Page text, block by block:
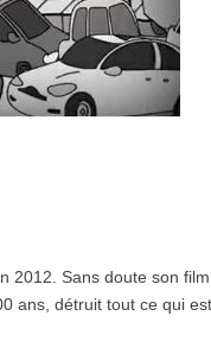
2012. Sans doute son
ans, détruit tout ce qui